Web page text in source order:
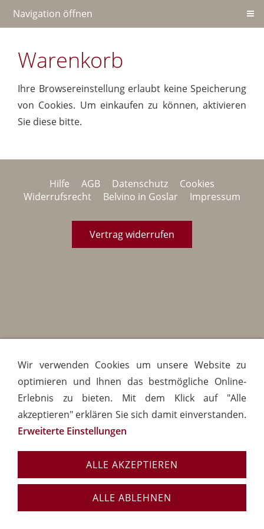
Navigation öffnen
Warenkorb
Ihre Browsereinstellung erlaubt keine Speicherung
von Cookies. Um einkaufen zu können, aktivieren
Sie diese bitte.
Hilfe AGB Datenschutz
Cookies
Widerrufsrecht
Belvino in Goslar Impressum
Vertrag widerrufen
Wir verwenden Cookies um unsere Website zu
optimieren und Ihnen das bestmögliche Online-
Erlebnis zu bieten. Mit dem Klick auf "Alle
akzeptieren" erklären Sie sich damit einverstanden.
Erweiterte Einstellungen
ALLE AKZEPTIEREN
ALLE ABLEHNEN